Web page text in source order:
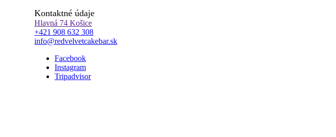
Kontaktné údaje
Hlavná 74 Košice
+421 908 632 308
info@redvelvetcakebar.sk
Facebook
Instagram
Tripadvisor